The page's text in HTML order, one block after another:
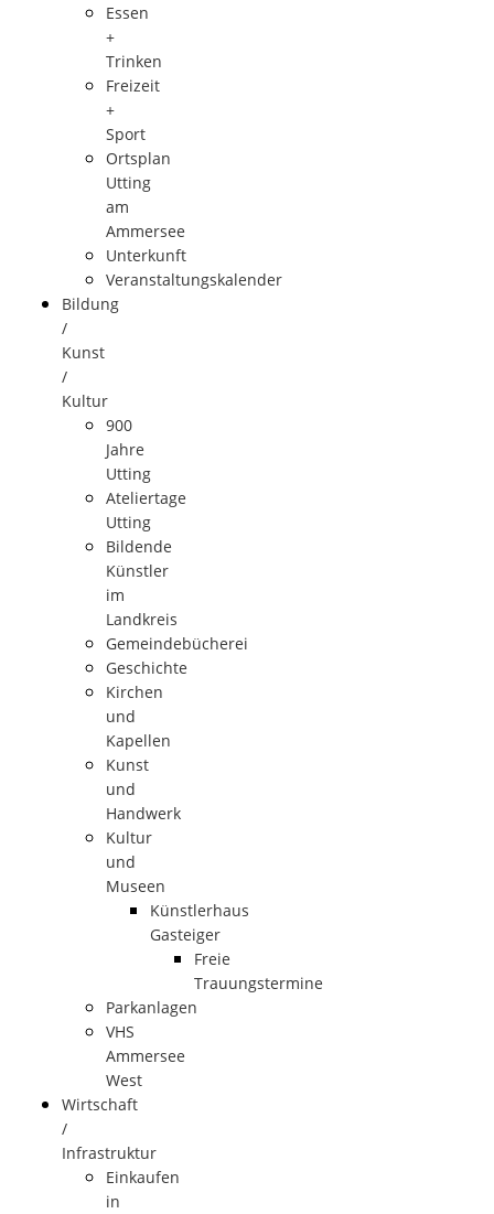
Essen
+
Trinken
Freizeit
+
Sport
Ortsplan
Utting
am
Ammersee
Unterkunft
Veranstaltungskalender
Bildung
/
Kunst
/
Kultur
900
Jahre
Utting
Ateliertage
Utting
Bildende
Künstler
im
Landkreis
Gemeindebücherei
Geschichte
Kirchen
und
Kapellen
Kunst
und
Handwerk
Kultur
und
Museen
Künstlerhaus
Gasteiger
Freie
Trauungstermine
Parkanlagen
VHS
Ammersee
West
Wirtschaft
/
Infrastruktur
Einkaufen
in